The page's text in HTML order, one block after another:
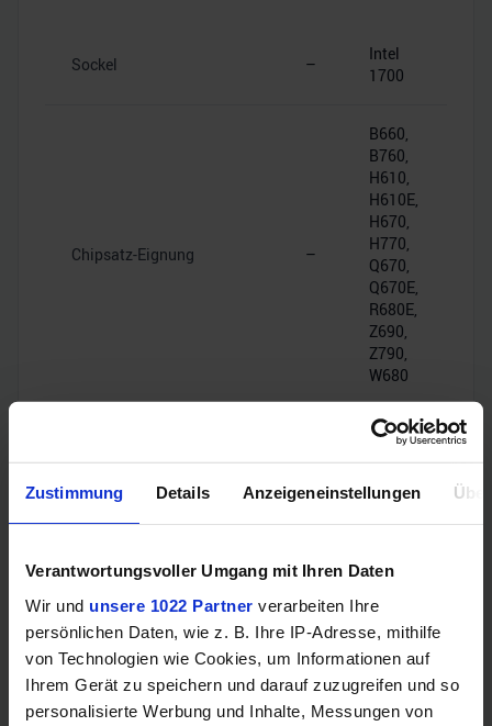
Zustimmung Details Anzeigeneinstellungen
Verantwortungsvoller Umgang mit Ihren Daten
Wir und unsere 1022 Partner verarbeiten Ihre
persönlichen Daten, wie z. B. Ihre IP-Adresse, mithilfe
von Technologien wie Cookies, um Informationen auf
Ihrem Gerät zu speichern und darauf zuzugreifen und so
personalisierte Werbung und Inhalte, Messungen von
Sockel –
Intel
1700
Chipsatz-Eignung –
B660,
B760,
H610,
H610E,
H670,
H770,
Q670,
Q670E,
R680E,
Z690,
Z790,
W680
DMI
(PCIe
4.0 x8)
PCIe-Lanes – 20
RAM-Kompatibilität